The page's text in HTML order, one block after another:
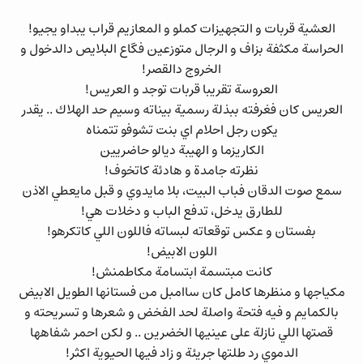
العشية قربات و التجهيزات كملو و المعازيم قراب يبداو يجيو!
الحراسة مكثفة بزاف و الرجال متوزعين فگاع البلايص دالدخول و
الخروج دالقصر!
العروسة تقريبا قربات توجد و العريس!
العريس كان فغرفته ببذلة رسمية بيناته وسيم حد الهلاك .. يقدر
يكون رجل احلام اي بنت تشوفو تتمناه
الكاريزما و الهيبة ديالو حاضريين
نظرته جامدة و هادئة كاتخوف!
سمع صوت الدقان فباب البيت، بلا مايدوي و قبل مايعطي الاذن
للطارق يدخل، تدفع الباب و دخلات هي!
بفستان و عكس توقعاته لبساته فاللون اللي كاتكرهو!
اللون الابيض!
كانت مبتسمة ابتسامة مكاطمنش!
مكياجها و منظرها كامل كان ساامبل من فستانها الطويل الابيض
بالكمايم و فيه فتحة واصلة لحد الفخض و شعرها و تسريحته و
قصتها اللي نازلة على عينيها الخضرين .. و لكن احمر شفاهها
الدموي رد طلتها جريئة و زاد فيها الحيوية اكثر!